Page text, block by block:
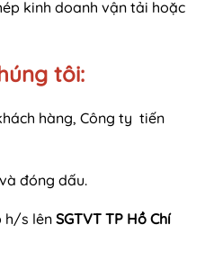
kinh doanh vận tải hoặc
tôi:
hàng, Công ty tiến
đóng dấu.
h/s lên SGTVT TP Hồ Chí